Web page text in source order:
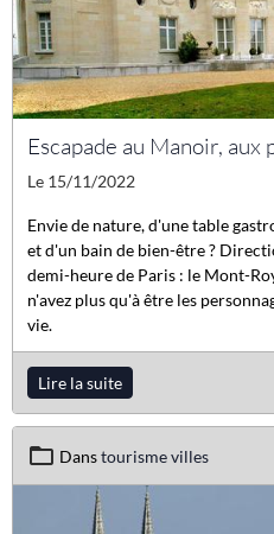
Escapade au Manoir, aux
Le 15/11/2022
Envie de nature, d'une table
et d'un bain de bien-être ?
demi-heure de Paris : le Mont-
n'avez plus qu'à être les
vie.
Lire la suite
Danstourisme villes